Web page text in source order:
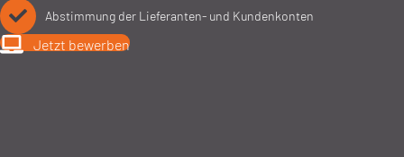
Abstimmung der Lieferanten- und Kunden­konten
Jetzt bewerben